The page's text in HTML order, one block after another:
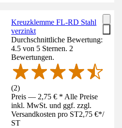
Kreuzklemme FL-RD Stahl
verzinkt
Durchschnittliche Bewertung:
4.5 von 5 Sternen. 2
Bewertungen.
(2)
Preis — 2,75 € * Alle Preise
inkl. MwSt. und ggf. zzgl.
Versandkosten pro ST2,75 €*/
ST